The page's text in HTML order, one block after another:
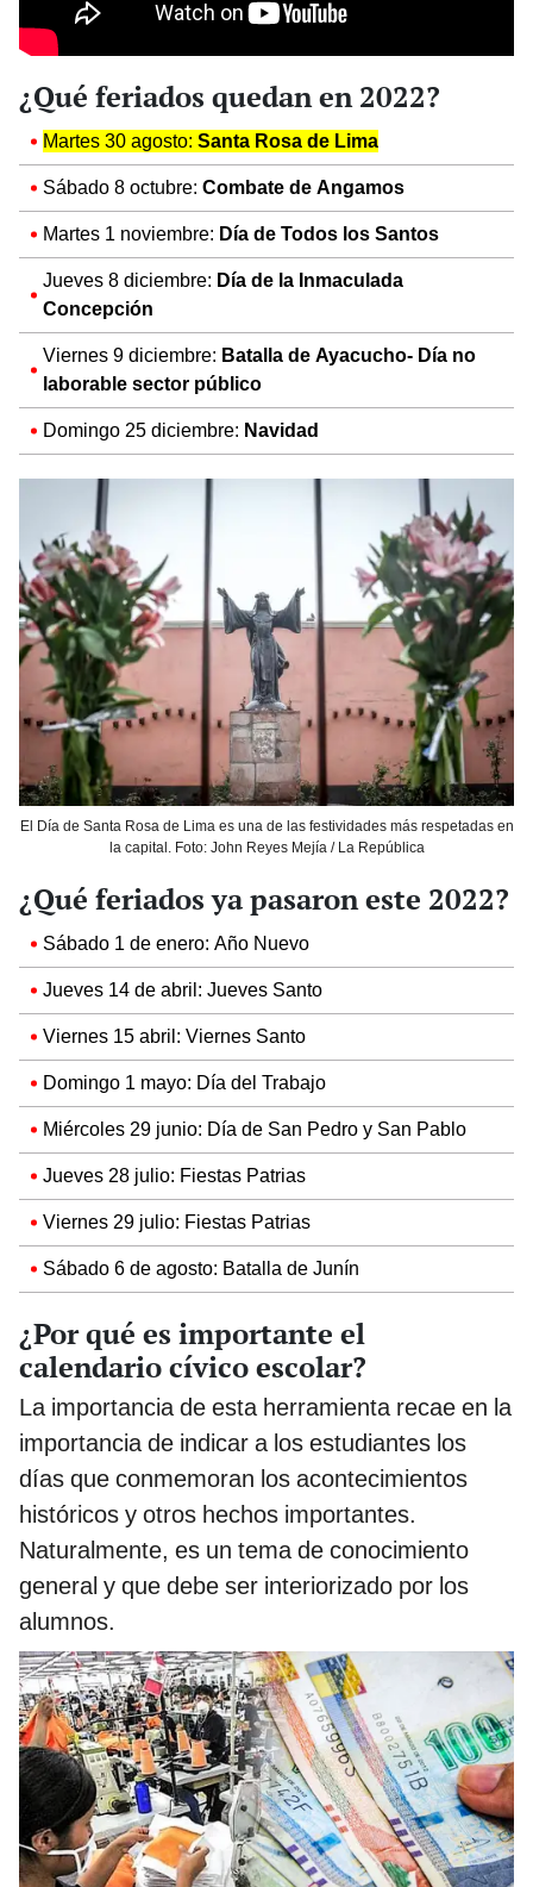
¿Qué feriados quedan en 2022?
Martes 30 agosto: Santa Rosa de Lima
Sábado 8 octubre: Combate de Angamos
Martes 1 noviembre: Día de Todos los Santos
Jueves 8 diciembre: Día de la Inmaculada
Concepción
Viernes 9 diciembre: Batalla de Ayacucho- Día no
laborable sector público
Domingo 25 diciembre: Navidad
El Día de Santa Rosa de Lima es una de las festividades más respetadas en
la capital. Foto: John Reyes Mejía / La República
¿Qué feriados ya pasaron este 2022?
Sábado 1 de enero: Año Nuevo
Jueves 14 de abril: Jueves Santo
Viernes 15 abril: Viernes Santo
Domingo 1 mayo: Día del Trabajo
Miércoles 29 junio: Día de San Pedro y San Pablo
Jueves 28 julio: Fiestas Patrias
Viernes 29 julio: Fiestas Patrias
Sábado 6 de agosto: Batalla de Junín
¿Por qué es importante el
calendario cívico escolar?
La importancia de esta herramienta recae en la
importancia de indicar a los estudiantes los
días que conmemoran los acontecimientos
históricos y otros hechos importantes.
Naturalmente, es un tema de conocimiento
general y que debe ser interiorizado por los
alumnos.